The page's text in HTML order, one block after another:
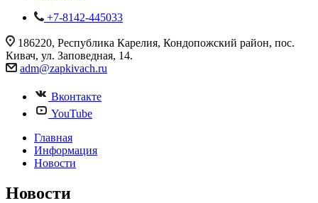
+7-8142-445033
186220, Республика Карелия, Кондопожский район, пос.
Кивач, ул. Заповедная, 14.
adm@zapkivach.ru
Вконтакте
YouTube
Главная
Информация
Новости
Новости